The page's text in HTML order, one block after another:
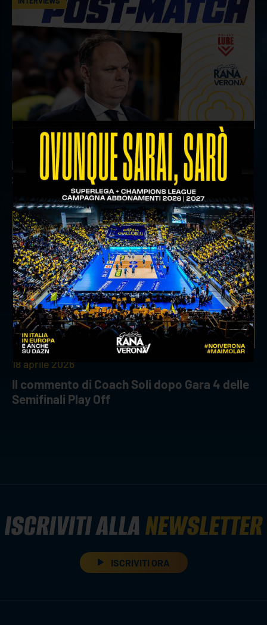
18 aprile 2026
Il commento del ds Lami dopo Gara 4 delle
Semifinali Play Off
INTERVIEWS
18 aprile 2026
Il commento di Coach Soli dopo Gara 4 delle
Semifinali Play Off
ISCRIVITI ALLANEWSLETTER
ISCRIVITI ORA